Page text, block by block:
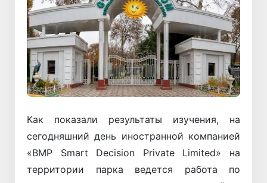
Как показали результаты изучения, на
сегодняшний день иностранной компанией
«BMP Smart Decision Private Limited» на
территории парка ведется работа по